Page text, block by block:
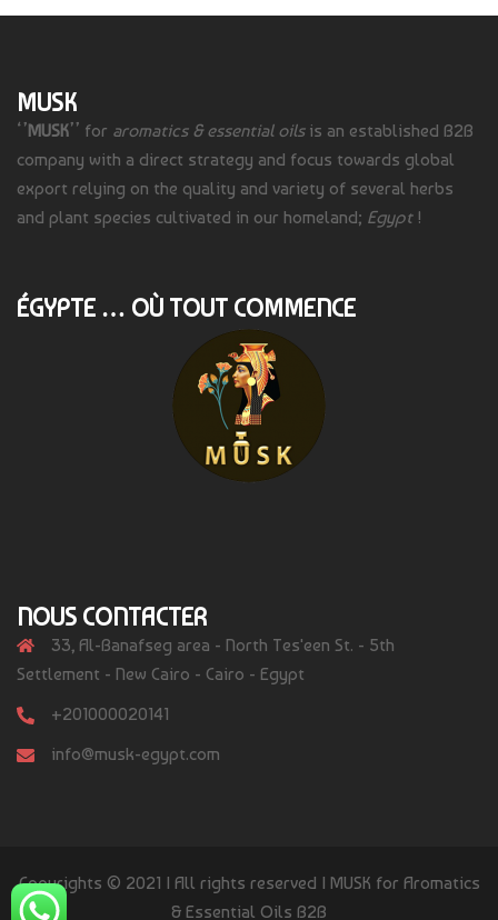
MUSK
‘’MUSK’’ for aromatics & essential oils is an established B2B
company with a direct strategy and focus towards global
export relying on the quality and variety of several herbs
and plant species cultivated in our homeland; Egypt!
ÉGYPTE … OÙ TOUT COMMENCE
NOUS CONTACTER
33, Al-Banafseg area - North Tes'een St. - 5th
Settlement - New Cairo - Cairo - Egypt
+201000020141
info@musk-egypt.com
Copyrights © 2021 | All rights reserved | MUSK for Aromatics
& Essential Oils B2B